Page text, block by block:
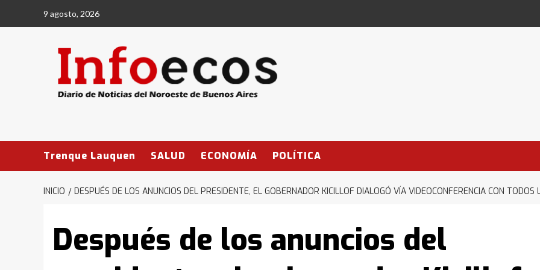
9 agosto, 2026
Trenque Lauquen SALUD ECONOMÍA POLÍTICA
INICIO DESPUÉS DE LOS ANUNCIOS DEL PRESIDENTE, EL GOBERNADOR KICILLOF DIALOGÓ VÍA VIDEOCONFERENCIA CON
Después de los anuncios del